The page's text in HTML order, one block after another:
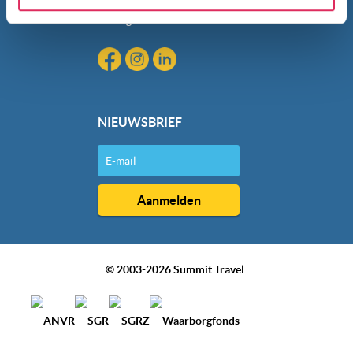
gebruik van hun services. Wil je niet dat dit gebeurt? Pas
dan hieronder jouw voorkeuren aan. Goed om te weten:
je kunt jouw voorkeuren altijd aanpassen. Klik daarvoor
op de lichtblauwe knop linksonder in beeld en kies voor
We werken samen met20 derdendie uw gegevens
kunnen ontvangen en verwerken.
NIEUWSBRIEF
© 2003-2026 Summit Travel